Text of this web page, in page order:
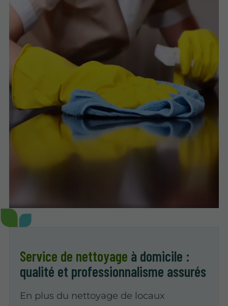
Service de nettoyage à domicile :
qualité et professionnalisme assurés
En plus du nettoyage de locaux